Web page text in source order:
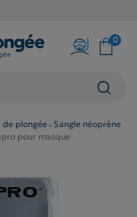
0
de plongée
Sangle néoprène
pour masque